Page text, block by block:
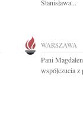
Stanisława...
WARSZAWA
Pani
współczucia